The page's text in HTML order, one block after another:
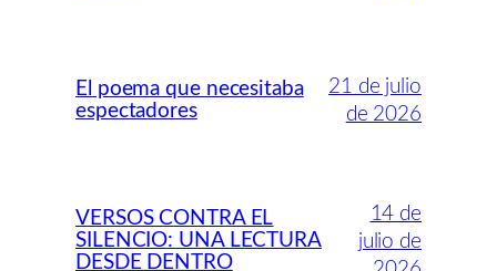
El poema que necesitaba
espectadores
21 de julio
de 2026
VERSOS CONTRA EL
SILENCIO: UNA LECTURA
DESDE DENTRO
14 de
julio de